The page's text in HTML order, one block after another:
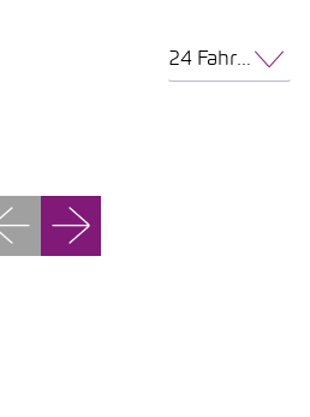
24 Fahrzeuge pro Seite